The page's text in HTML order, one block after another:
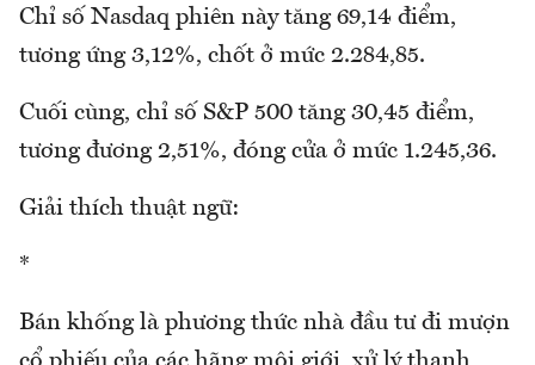
Chỉ số Nasdaq phiên này tăng 69,14 điểm,
tương ứng 3,12%, chốt ở mức 2.284,85.
Cuối cùng, chỉ số S&P 500 tăng 30,45 điểm,
tương đương 2,51%, đóng cửa ở mức 1.245,36.
Giải thích thuật ngữ:
*
Bán khống là phương thức nhà đầu tư đi mượn